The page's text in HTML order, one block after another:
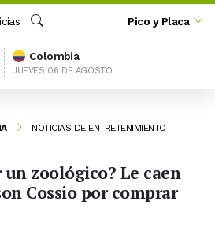
Buscar
Pico y Placa
Colombia
JUEVES 06 DE AGOSTO
NOTICIAS DE ENTRETENIMIENTO
zoológico? Le caen
Cossio por comprar